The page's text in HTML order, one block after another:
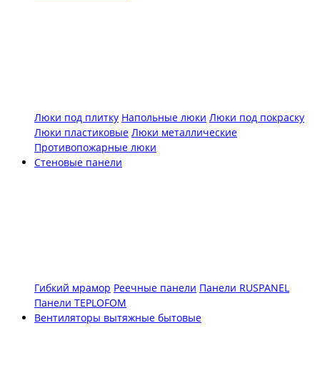
Люки под плитку Напольные люки Люки под покраску
Люки пластиковые Люки металлические
Противопожарные люки
Стеновые панели
Гибкий мрамор Реечные панели Панели RUSPANEL
Панели TEPLOFOM
Вентиляторы вытяжные бытовые